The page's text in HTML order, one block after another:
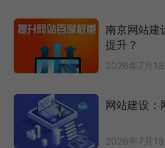
南京网站建
提升？
2026年7月18
网站建设：
2026年7月18